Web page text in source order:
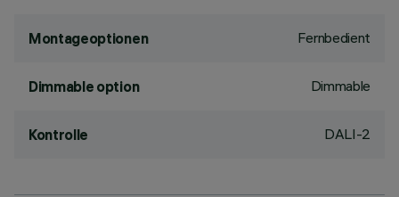
Montageoptionen Fernbedient
Dimmable option Dimmable
Kontrolle DALI-2